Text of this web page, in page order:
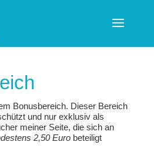
Bonusbereich. Dieser Bereich
und nur exklusiv als
meiner Seite, die sich an
2,50 Euro beteiligt